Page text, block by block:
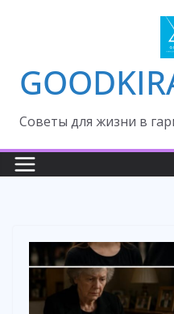
Cоветы для жизни в